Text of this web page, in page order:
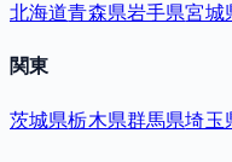
北海道青森県岩手県宮城
関東
茨城県栃木県群馬県埼玉